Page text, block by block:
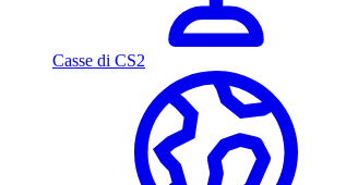
Casse di CS2